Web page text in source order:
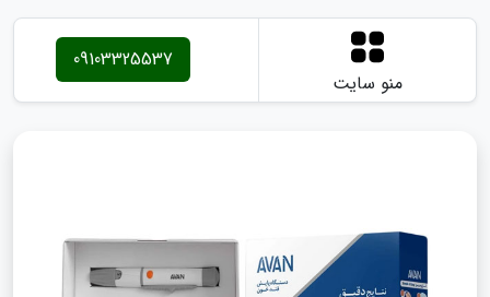
منو سایت
09103325537